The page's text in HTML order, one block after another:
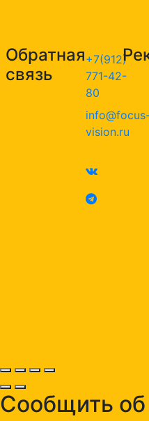
Обратная
связь
+7(912)
771-42-
80
vision.ru
Сообщить об